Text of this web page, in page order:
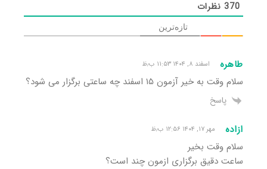
370 نظرات
تازه‌ترین
طاهره اسفند ۸, ۱۴۰۴ ۱۱:۵۳ ب٫ظ
سلام وقت به خیر آزمون ۱۵ اسفند چه ساعتی برگزار می شود؟
پاسخ
ازاده مهر ۱۷, ۱۴۰۴ ۱۲:۵۶ ب٫ظ
سلام وقت بخیر
ساعت دقیق برگزاری ازمون چند است؟